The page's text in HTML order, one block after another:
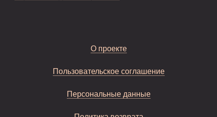
О проекте
Пользовательское соглашение
Персональные данные